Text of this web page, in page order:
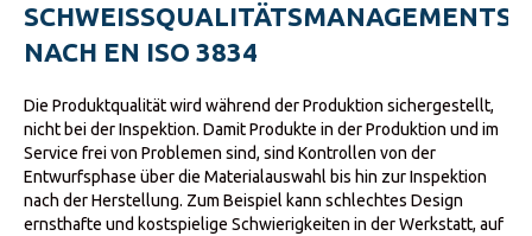
NACH EN ISO 3834
Die Produktqualität wird während der Produktion sichergestellt,
nicht bei der Inspektion. Damit Produkte in der Produktion und im
Service frei von Problemen sind, sind Kontrollen von der
Entwurfsphase über die Materialauswahl bis hin zur Inspektion
nach der Herstellung. Zum Beispiel kann schlechtes Design
ernsthafte und kostspielige Schwierigkeiten in der Werkstatt, auf